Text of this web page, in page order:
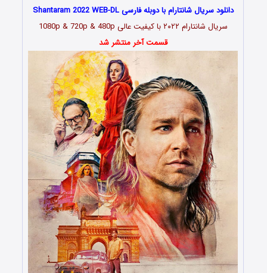
دانلود سریال شانتارام با دوبله فارسی Shantaram 2022 WEB-DL
سریال شانتارام ۲۰۲۲
با کیفیت عالی 1080p & 720p & 480p
قسمت آخر منتشر شد